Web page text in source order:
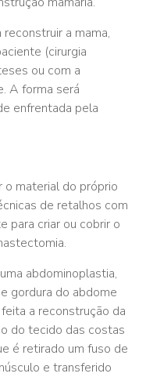
a mama,
(cirurgia
ou com a
A forma será
enfrentada pela
o material do próprio
de retalhos com
para criar ou cobrir o
abdominoplastia,
gordura do abdome
a reconstrução da
do tecido das costas
é retirado um fuso de
e transferido